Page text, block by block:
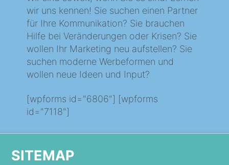
wir uns kennen! Sie suchen einen Partner
für Ihre Kommunikation? Sie brauchen
Hilfe bei Veränderungen oder Krisen? Sie
wollen Ihr Marketing neu aufstellen? Sie
suchen moderne Werbeformen und
wollen neue Ideen und Input?
[wpforms id="6806"] [wpforms
id="7118"]
SITEMAP